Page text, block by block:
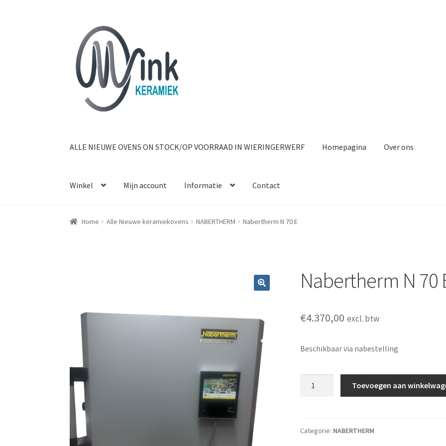
Ga door naar navigatie
Ga naar de inhoud
ALLE NIEUWE OVENS ON STOCK/OP VOORRAAD IN WIERINGERWERF Homepagina Over ons
Winkel Mijn account Informatie Contact
Home Alle Nieuwe keramiekovens NABERTHERM Nabertherm N 70 E
Nabertherm N 70
€4.370,00 excl. btw
Beschikbaar via nabestelling
Toevoegen aan
Categorie: NABERTHERM